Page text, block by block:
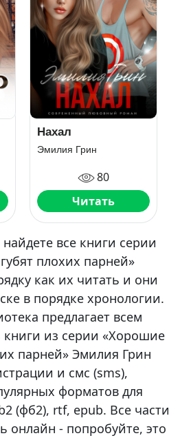
Нахал
Эмилия Грин
80
Читать
все книги серии
плохих парней»
как их читать и они
в порядке хронологии.
предлагает всем
из серии «Хорошие
парней» Эмилия Грин
и смс (sms),
форматов для
(фб2), rtf, epub. Все части
онлайн - попробуйте, это